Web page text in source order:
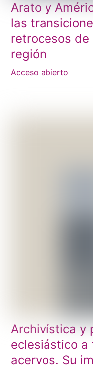
Arato y
las
retrocesos de
región
Acceso abierto
Archivística y
eclesiástico a
acervos. Su